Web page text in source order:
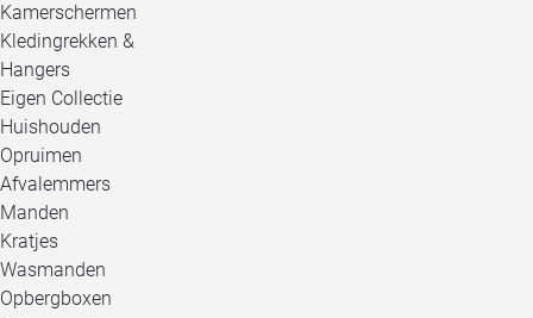
Kamerschermen
Kledingrekken &
Hangers
Eigen Collectie
Huishouden
Opruimen
Afvalemmers
Manden
Kratjes
Wasmanden
Opbergboxen